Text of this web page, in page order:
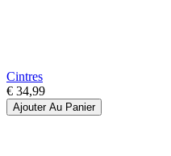
Cintres
€ 34,99
Ajouter Au Panier